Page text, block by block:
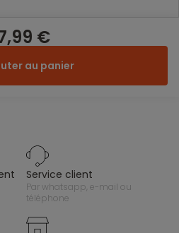
€
au panier
service client
par whatsapp, e-mail ou
téléphone